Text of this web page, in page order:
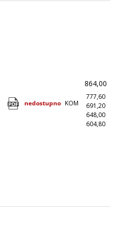
nedostupno KOM
864,00
777,60
691,20
648,00
604,80